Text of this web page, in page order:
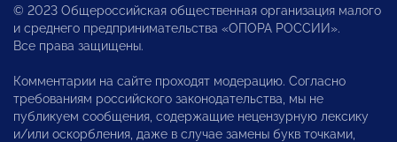
© 2023 Общероссийская общественная организация малого
и среднего предпринимательства «ОПОРА РОССИИ».
Все права защищены.
Комментарии на сайте проходят модерацию. Согласно
требованиям российского законодательства, мы не
публикуем сообщения, содержащие нецензурную лексику
и/или оскорбления, даже в случае замены букв точками,